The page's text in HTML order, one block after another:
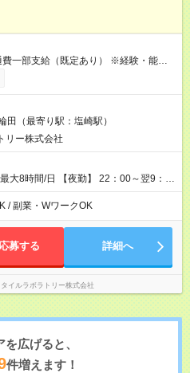
一部支給（既定あり） ※経験・能力を
採用時と異なる部分があります。 雇
す。 給与：時給 1,490円以上
田（最寄り駅：塩崎駅）
リー株式会社
大8時間/日 【夜勤】 22：00～翌9：
から翌9時 など ※上記の時間
同じ曜日での勤務となります）
/ 副業・WワークOK
応募する 詳細へ
イルラボラトリー株式会社
広げると、
件増えます！